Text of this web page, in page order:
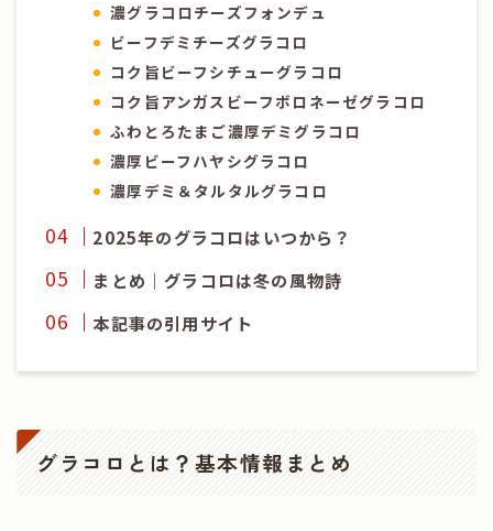
濃グラコロチーズフォンデュ
ビーフデミチーズグラコロ
コク旨ビーフシチューグラコロ
コク旨アンガスビーフボロネーゼグラコロ
ふわとろたまご濃厚デミグラコロ
濃厚ビーフハヤシグラコロ
濃厚デミ＆タルタルグラコロ
2025年のグラコロはいつから？
まとめ｜グラコロは冬の風物詩
本記事の引用サイト
グラコロとは？基本情報まとめ